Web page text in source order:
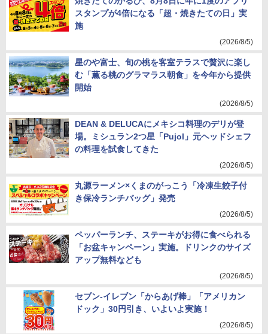
スタンプが4倍になる「超・焼きたての日」実
施
(2026/8/5)
星のや富士、旬の桃を客室テラスで贅沢に楽し
む「薫る桃のグラマラス朝食」を今年から提供
開始
(2026/8/5)
DEAN & DELUCAにメキシコ料理のデリが登
場。ミシュラン2つ星「Pujol」元ヘッドシェフ
の料理を試食してきた
(2026/8/5)
丸源ラーメン×くまのがっこう「冷凍生餃子付
き保冷ランチバッグ」発売
(2026/8/5)
ペッパーランチ、ステーキがお得に食べられる
「お盆キャンペーン」実施。ドリンクのサイズ
アップ無料なども
(2026/8/5)
セブン-イレブン「からあげ棒」「アメリカン
ドック」30円引き、いよいよ実施！
(2026/8/5)